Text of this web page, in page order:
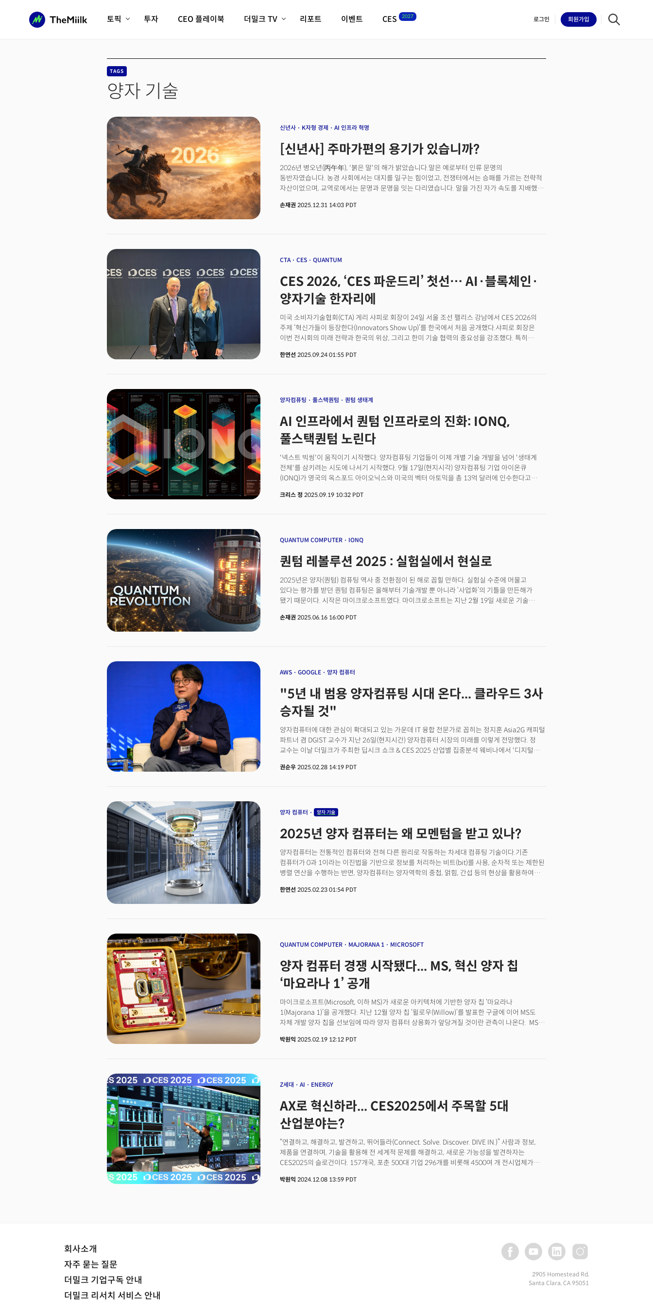
토픽
피지컬AI/로봇
AX비즈니스혁명
디지털자산
미래 교육/직업
전체 기사 보기
투자 CEO 플레이북 더밀크 TV
더밀크 아카데미
더웨이브/트렌드쇼
밸리토크
리포트 이벤트 CES 2027 로그인 회원가입
TAGS
양자 기술
신년사 K자형 경제 AI 인프라 혁명
[신년사] 주마가편의 용기가 있습니까?
2026년 병오년(丙午年), '붉은 말'의 해가 밝았습니다.말은 예로부터 인류 문명의
동반자였습니다. 농경 사회에서는 대지를 일구는 힘이었고, 전쟁터에서는 승패를 가르는 전략적
자산이었으며, 교역로에서는 문명과 문명을 잇는 다리였습니다. 말을 가진 자가 속도를 지배했고,
붉은색은 화(火)의 기운, 곧 정열과 변혁의 에너지를 상징합니다. 붉은 말은 멈춰 있지 않습니다.
독자 여러분의 삶과 업(業)에 깃들기를 기원합니다.
손재권 2025.12.31 14:03 PDT
CTA CES QUANTUM
CES 2026, ‘CES 파운드리’ 첫선… AI·블록체인·
양자기술 한자리에
미국 소비자기술협회(CTA) 게리 샤피로 회장이 24일 서울 조선 팰리스 강남에서 CES 2026의
주제 ‘혁신가들이 등장한다(Innovators Show Up)’를 한국에서 처음 공개했다.샤피로 회장은
이번 전시회의 미래 전략과 한국의 위상, 그리고 한미 기술 협력의 중요성을 강조했다. 특히
발표하며 업계 기대를 모았다.그는 “CES 2025에서 한국은 미국을 제외하고 가장 높은 참가율을
주도 그룹은 Z세대가 이끌고 있다”고 분석했다.샤피로 회장은 또 “한국은 반도체, 스마트폰, TV,
스타트업까지 빠르게 성장하고 있다”며 “미국 다음으로 많은 기업이 CES에 참가하고 있는 것도
이러한 성과의 방증”이라고 말했다.그는 마지막으로 “CES는 불확실성이 클수록 더 중요한
행사”라며 “참가 기업, 투자자, 리테일러가 한자리에 모여 관계를 맺고 혁신을 만들어간다. 수백
낳는다”고 강조했다.
한연선 2025.09.24 01:55 PDT
양자컴퓨팅 풀스택퀀텀 퀀텀 생태계
AI 인프라에서 퀀텀 인프라로의 진화: IONQ,
풀스택퀀텀 노린다
'넥스트 빅씽'이 움직이기 시작했다. 양자컴퓨팅 기업들이 이제 개별 기술 개발을 넘어 '생태계
전체'를 삼키려는 시도에 나서기 시작했다. 9월 17일(현지시각) 양자컴퓨팅 기업 아이온큐
(IONQ)가 영국의 옥스포드 아이오닉스와 미국의 벡터 아토믹을 총 13억 달러에 인수한다고
양자컴퓨팅이라는 미래 기술이 실험실을 벗어나 실제 산업으로 진화하는 변곡점을 보여준다는
이제 하드웨어만이 아닌 전체 인프라를 장악해야 하는 시대가 온 것이다. 이는 양자 컴퓨팅
확산되고 있음을 시사한다.아이온큐가 인수 대금 대부분을 현금이 아닌 자사 주식으로 지불한
점도 흥미롭다. 옥스포드 아이오닉스 인수 대금 10억 7500만 달러 중 10억 6500만 달러를, 벡터
아토믹은 2억 5000만 달러 전액을 주식으로 지급했다. 이는 아이온큐가 현재의 높은 주가
프리미엄을 활용해 실물 기술 자산을 확보했음을 의미한다.
크리스 정 2025.09.19 10:32 PDT
QUANTUM COMPUTER IONQ
퀀텀 레볼루션 2025 : 실험실에서 현실로
2025년은 양자(퀀텀) 컴퓨팅 역사 중 전환점이 된 해로 꼽힐 만하다. 실험실 수준에 머물고
있다는 평가를 받던 퀀텀 컴퓨팅은 올해부터 기술개발 뿐 아니라 ‘사업화’의 기틀을 만든해가
됐기 때문이다. 시작은 마이크로소프트였다. 마이크로소프트는 지난 2월 19일 새로운 기술
제어가 매우 어려운 큐비트를 100만 개까지 확장할 수 있다고 발표했기 때문. 이에 앞서 2024년
깊게 이해하기] 2025년 양자 컴퓨터는 왜 모멘텀을 받고 있나?IBM부터 아이온Q까지: 올해가
손재권 2025.06.16 16:00 PDT
AWS GOOGLE 양자 컴퓨터
"5년 내 범용 양자컴퓨팅 시대 온다... 클라우드 3사
승자될 것"
양자컴퓨터에 대한 관심이 확대되고 있는 가운데 IT 융합 전문가로 꼽히는 정지훈 Asia2G 캐피털
파트너 겸 DGIST 교수가 지난 26일(현지시간) 양자컴퓨터 시장의 미래를 이렇게 전망했다. 정
교수는 이날 더밀크가 주최한 딥시크 쇼크 & CES 2025 산업별 집중분석 웨비나에서 '디지털
자율주행 기술의 발전에 비유했다. 정 교수는 "양자컴퓨팅 사용화에 대한 의견은 분분하다"며
있다. 그러나 완전 자율주행이라고 보기는 어렵다"며 "시각에 따라 상용화 시점은 완전히
시대가 도래할 것이라고 내다봤다. 정 교수는 "3년간 알고리즘이 안정화되고 기존 컴퓨터와
양자컴퓨팅을 결합한 하이브리드 접근법이 실용화 단계에 이를 것"이라며 "2030년 까지 오류를
정정하면서대규모 큐비트가 늘어날 것으로 기대한다"고 설명했다. 이어 "2030년 이후에야 범용
양자컴퓨팅 시대가 열릴 수 있을 것'이라고 전망했다.
권순우 2025.02.28 14:19 PDT
양자 컴퓨터 양자 기술
2025년 양자 컴퓨터는 왜 모멘텀을 받고 있나?
양자컴퓨터는 전통적인 컴퓨터와 전혀 다른 원리로 작동하는 차세대 컴퓨팅 기술이다.기존
컴퓨터가 0과 1이라는 이진법을 기반으로 정보를 처리하는 비트(bit)를 사용, 순차적 또는 제한된
병렬 연산을 수행하는 반면, 양자컴퓨터는 양자역학의 중첩, 얽힘, 간섭 등의 현상을 활용하여
상태가 중첩된 상태로 존재할 수 있다. 이러한 중첩 상태 덕분에 양자컴퓨터는 하나의 연산으로
기하급수적으로 증가하면 그 효율에 한계가 발생한다. 반면, 양자컴퓨터는 양자역학적 원리를
활용 가치가 더욱 부각될 것으로 기대된다.따라서 양자컴퓨터는 데이터 처리와 AI 시대의 혁신을
이끌 중요한 열쇠로 평가되며, 기술이 상용화되고 발전할 경우 우리 사회의 산업 구조와 기술
패러다임에 큰 변화를 가져올 잠재력이 크다는 전망이다.
한연선 2025.02.23 01:54 PDT
QUANTUM COMPUTER MAJORANA 1 MICROSOFT
양자 컴퓨터 경쟁 시작됐다... MS, 혁신 양자 칩
‘마요라나 1’ 공개
마이크로소프트(Microsoft, 이하 MS)가 새로운 아키텍처에 기반한 양자 칩 ‘마요라나
1(Majorana 1)’을 공개했다. 지난 12월 양자 칩 ‘윌로우(Willow)’를 발표한 구글에 이어 MS도
자체 개발 양자 칩을 선보임에 따라 양자 컴퓨터 상용화가 앞당겨질 것이란 관측이 나온다. MS는
양자 컴퓨터의 구성 요소인 큐비트를 보다 안정적, 확장 가능한 방식으로 생산할 수 있다”고
가능해진 것과 마찬가지로 이런 신 기술 기반의 양자 컴퓨터가 등장하면 가장 복잡한 산업, 사회
박원익 2025.02.19 12:12 PDT
Z세대 AI ENERGY
AX로 혁신하라... CES2025에서 주목할 5대
산업분야는?
“연결하고, 해결하고, 발견하고, 뛰어들라(Connect. Solve. Discover. DIVE IN.)” 사람과 정보,
제품을 연결하며, 기술을 활용해 전 세계적 문제를 해결하고, 새로운 가능성을 발견하자는
CES2025의 슬로건이다. 157개국, 포춘 500대 기업 296개를 비롯해 4500여 개 전시업체가
주최기관인 CTA의 발표, CES 혁신상 트렌드, 주요 참여 기업 현황 등을 종합해 다섯 가지 산업
박원익 2024.12.08 13:59 PDT
회사소개
자주 묻는 질문
더밀크 기업구독 안내
더밀크 리서치 서비스 안내
2905 Homestead Rd,
Santa Clara, CA 95051